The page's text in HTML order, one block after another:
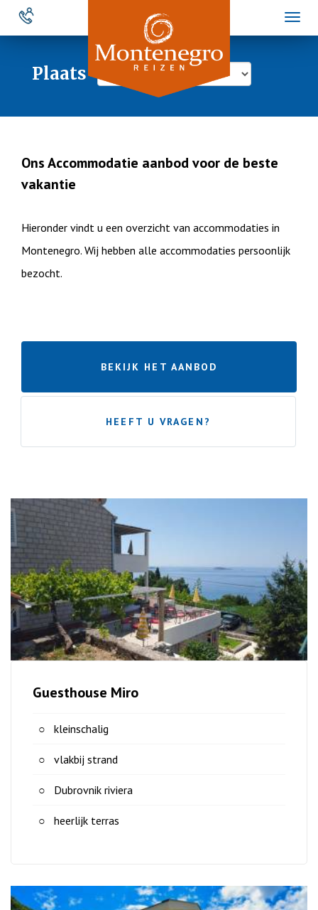
Overslaan
naar
Plaats
Ons Accommodatie aanbod voor de beste
vakantie
Hieronder vindt u een overzicht van accommodaties in
Montenegro. Wij hebben alle accommodaties persoonlijk
bezocht.
BEKIJK HET AANBOD
HEEFT U VRAGEN?
Guesthouse Miro
kleinschalig
vlakbij strand
Dubrovnik riviera
heerlijk terras